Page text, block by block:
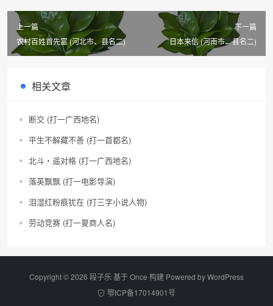
上一篇
农村百姓首先富 (河北市、县名二)
下一篇
日本来信 (河南市、县名二)
相关文章
断交 (打一广西地名)
平生不解藏不善 (打一首都名)
北斗・遥对格 (打一广西地名)
落英飘飘 (打一电影导演)
泪湿红粉痕犹在 (打三字小说人物)
劳动竞赛 (打一夏商人名)
Copyright © 2026 段子乐 基于 Once 构建 Powered byWordPress
鄂ICP备17014901号